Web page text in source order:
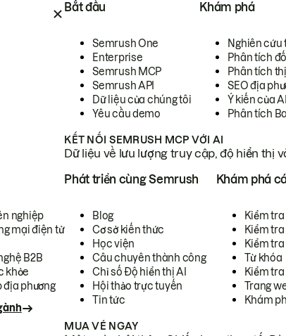
Bắt đầu
Semrush One
Enterprise
Semrush MCP
Semrush API
Dữ liệu của chúng tôi
Yêu cầu demo
Khám phá
Nghiên cứu
Phân tích
Phân tích
SEO địa
Ý kiến của
Phân tích
KẾT NỐI SEMRUSH MCP VỚI AI
Dữ liệu về lưu lượng truy cập, độ hiển thị
nghiệp
mại điện tử
B2B
khỏe
địa phương
Phát triển cùng Semrush
Blog
Cơ sở kiến thức
Học viện
Câu chuyên thành công
Chỉ số Độ hiển thị AI
Hội thảo trực tuyến
Tin tức
Khám phá
Kiểm
Kiểm tra
Kiểm
Từ khóa
Kiểm
Trang
Khám
MUA VÉ NGAY